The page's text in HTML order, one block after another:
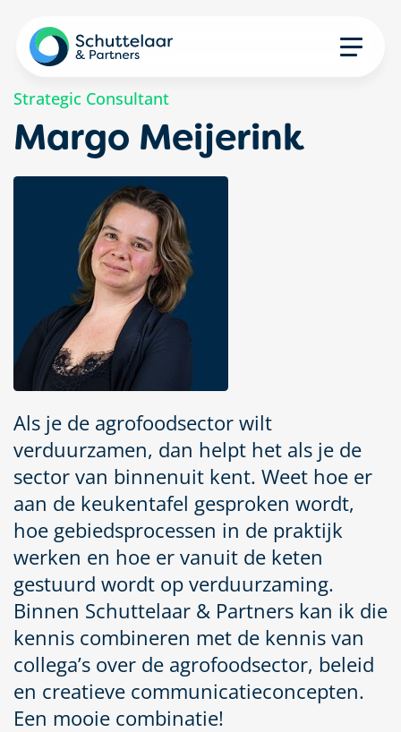
Strategic Consultant
Margo Meijerink
Als je de agrofoodsector wilt
verduurzamen, dan helpt het als je de
sector van binnenuit kent. Weet hoe er
aan de keukentafel gesproken wordt,
hoe gebiedsprocessen in de praktijk
werken en hoe er vanuit de keten
gestuurd wordt op verduurzaming.
Binnen Schuttelaar & Partners kan ik die
kennis combineren met de kennis van
collega’s over de agrofoodsector, beleid
en creatieve communicatieconcepten.
Een mooie combinatie!